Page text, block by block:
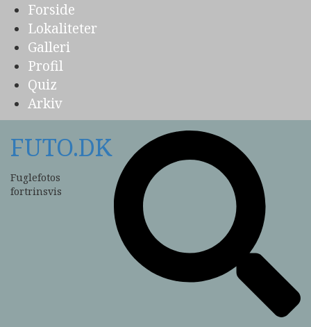
Forside
Lokaliteter
Galleri
Profil
Quiz
Arkiv
FUTO.DK
Fuglefotos
fortrinsvis